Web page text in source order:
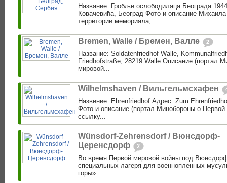
Название: Гробље ослободилаца Београда
Ковачевића, Београд Фото и описание
территории мемориала,...
Bremen, Walle / Бремен, Валле 2
Название: Soldatenfriedhof Walle,
Friedhofstraße, 28219 Walle Описание (портал
мировой...
Wilhelmshaven / Вильгельмсхафен
Назвение: Ehrenfriedhof Адрес: Zum
Фото и описание (портал Минобороны о
ссылку...
Wünsdorf-Zehrensdorf / Вюнсдорф-
Церенсдорф
2
Во время Первой мировой войны под
специальных лагеря для военнопленных
горы»...